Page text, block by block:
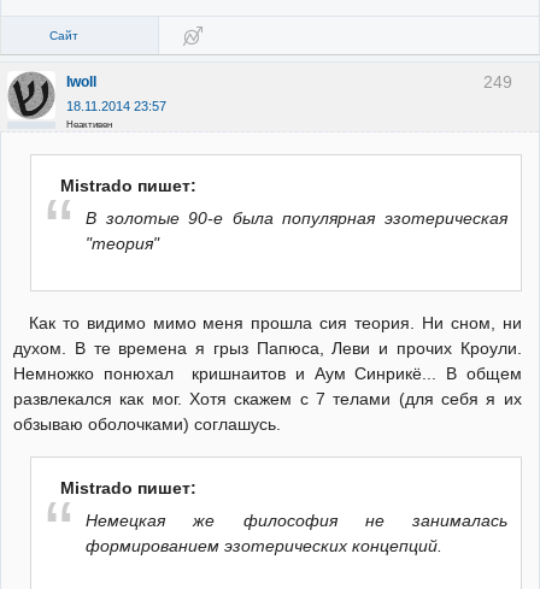
Сайт
249
Iwoll
18.11.2014 23:57
Неактивен
Mistrado пишет:
В золотые 90-е была популярная эзотерическая
"теория"
Как то видимо мимо меня прошла сия теория. Ни сном, ни
духом. В те времена я грыз Папюса, Леви и прочих Кроули.
Немножко понюхал кришнаитов и Аум Синрикё... В общем
развлекался как мог. Хотя скажем с 7 телами (для себя я их
обзываю оболочками) соглашусь.
Mistrado пишет:
Немецкая же философия не занималась
формированием эзотерических концепций.